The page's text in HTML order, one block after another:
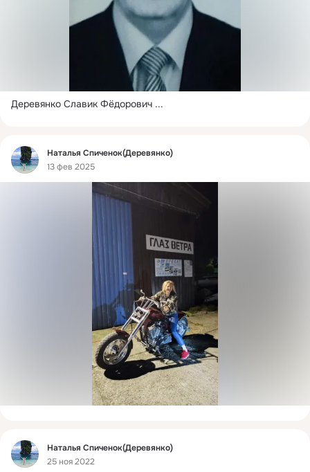
Деревянко Славик Фёдорович ...
Фид
Наталья Спиченок(Деревянко)
13 фев 2025
Фид
Наталья Спиченок(Деревянко)
25 ноя 2022